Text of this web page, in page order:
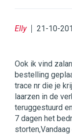
Elly 21-10-
Ook ik vind
bestelling
trace nr die je
laarzen in de
teruggestuurd
7 dagen het